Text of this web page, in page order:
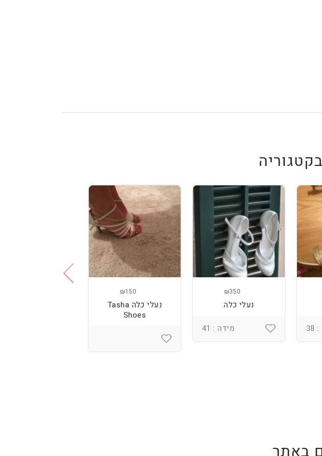
₪350
נעלי כלה
מידה : 41
₪150
נעלי כלה Tasha
Shoes